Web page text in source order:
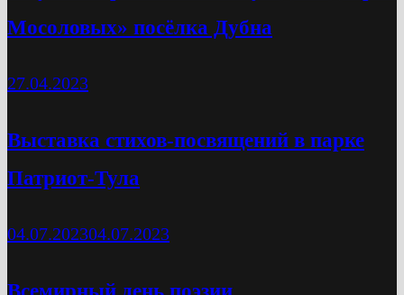
Мосоловых» посёлка Дубна
27.04.2023
Выставка стихов-посвящений в парке
Патриот-Тула
04.07.202304.07.2023
Всемирный день поэзии